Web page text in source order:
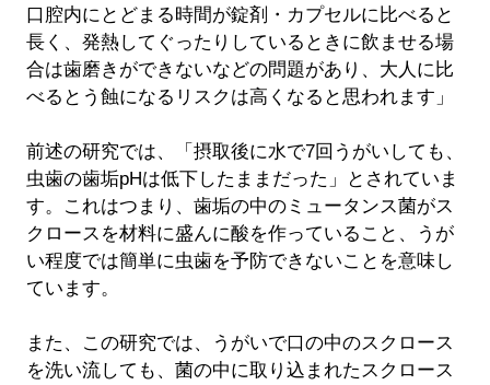
口腔内にとどまる時間が錠剤・カプセルに比べると
長く、発熱してぐったりしているときに飲ませる場
合は歯磨きができないなどの問題があり、大人に比
べるとう蝕になるリスクは高くなると思われます」
前述の研究では、「摂取後に水で7回うがいしても、
虫歯の歯垢pHは低下したままだった」とされていま
す。これはつまり、歯垢の中のミュータンス菌がス
クロースを材料に盛んに酸を作っていること、うが
い程度では簡単に虫歯を予防できないことを意味し
ています。
また、この研究では、うがいで口の中のスクロース
を洗い流しても、菌の中に取り込まれたスクロース